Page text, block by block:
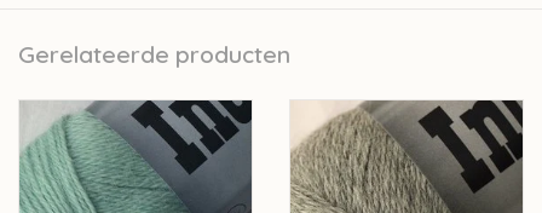
50gr - 160m
Stekenverhouding: 24-26st voor 10cm
Handwas
Let op: de kleur op beeld kan afwijken van de werkelijke kleur.
Gerelateerde producten